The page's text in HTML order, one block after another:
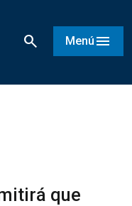
search Menú menu
que